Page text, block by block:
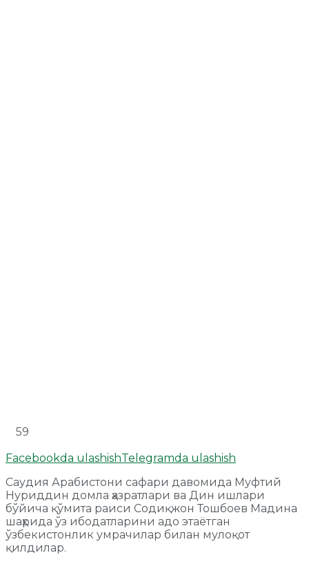
59
Facebookda ulashishTelegramda ulashish
Саудия Арабистони сафари давомида Муфтий
Нуриддин домла ҳазратлари ва Дин ишлари
бўйича қўмита раиси Содиқжон Тошбоев Мадина
шаҳрида ўз ибодатларини адо этаётган
ўзбекистонлик умрачилар билан мулоқот
қилдилар.